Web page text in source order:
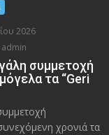
2026
συμμετοχή
τα “Geri
χρονιά τα